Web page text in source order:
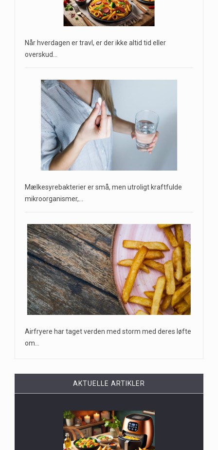
Når hverdagen er travl, er der ikke altid tid eller
overskud…
Mælkesyrebakterier er små, men utroligt kraftfulde
mikroorganismer,…
Airfryere har taget verden med storm med deres løfte
om…
AKTUELLE ARTIKLER